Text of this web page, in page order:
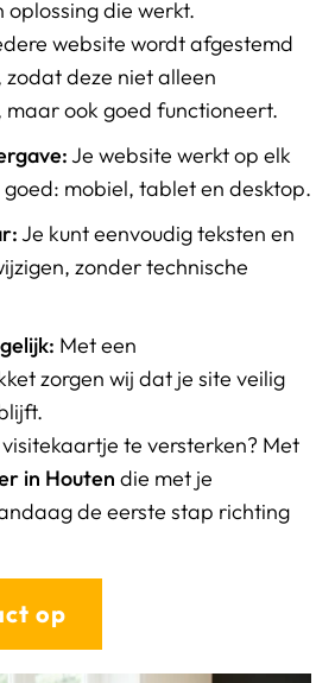
die werkt.
website wordt afgestemd
deze niet alleen
maar ook goed functioneert.
Je website werkt op elk
mobiel, tablet en desktop.
Je kunt eenvoudig teksten en
zonder technische
Met een
zorgen wij dat je site veilig
te versterken? Met
in Houten die met je
de eerste stap richting
op